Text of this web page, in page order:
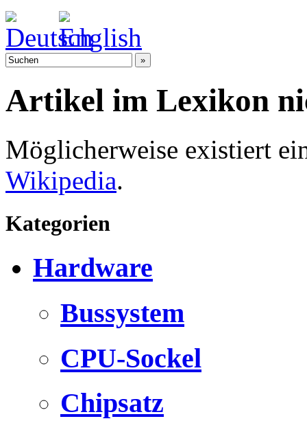
Artikel im Lexikon
Möglicherweise existiert
Wikipedia.
Kategorien
Hardware
Bussystem
CPU-Sockel
Chipsatz